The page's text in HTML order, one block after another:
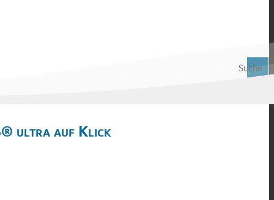
Suche
ultra auf Klick